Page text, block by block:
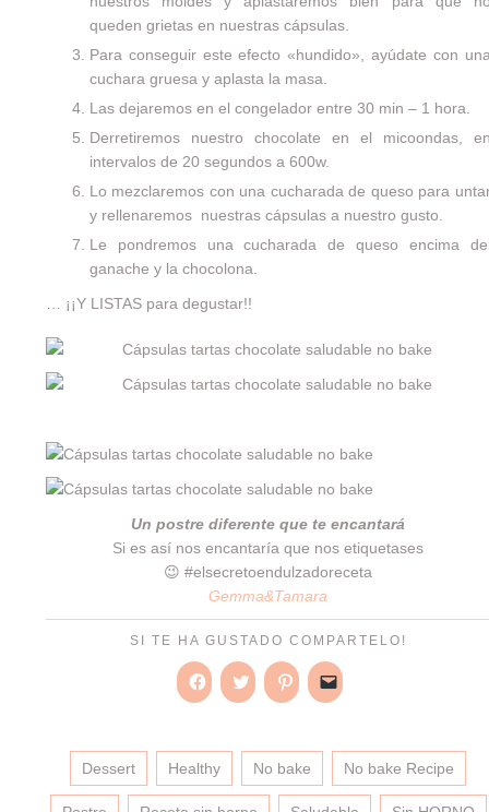
queden grietas en nuestras cápsulas.
Para conseguir este efecto «hundido», ayúdate con
cuchara gruesa y aplasta la masa.
Las dejaremos en el congelador entre 30 min – 1 hora.
Derretiremos nuestro chocolate en el micoondas,
intervalos de 20 segundos a 600w.
Lo mezclaremos con una cucharada de queso para
y rellenaremos nuestras cápsulas a nuestro gusto.
Le pondremos una cucharada de queso encima
ganache y la chocolona.
… ¡¡Y LISTAS para degustar!!
Un postre diferente que te encantará
Si es así nos encantaría que nos etiquetases
😉 #elsecretoendulzadoreceta
Gemma&Tamara
SI TE HA GUSTADO COMPARTELO!
Haz
en
Facebook
(Se
abre
Haz
en
Twitter
(Se
abre
Haz
en
Pinterest
(Se
abre
Haz
un
enlace
por
correo
Dessert Healthy No bake No bake Recipe